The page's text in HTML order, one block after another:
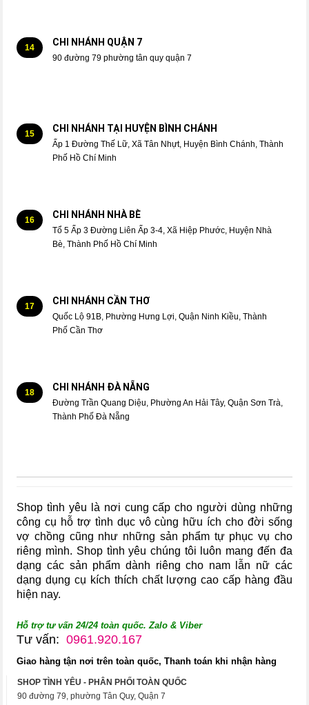
14 CHI NHÁNH QUẬN 7
90 đường 79 phường tân quy quận 7
15 CHI NHÁNH TẠI HUYỆN BÌNH CHÁNH
Ấp 1 Đường Thế Lữ, Xã Tân Nhựt, Huyện Bình Chánh, Thành
Phố Hồ Chí Minh
16 CHI NHÁNH NHÀ BÈ
Tổ 5 Ấp 3 Đường Liên Ấp 3-4, Xã Hiệp Phước, Huyện Nhà
Bè, Thành Phố Hồ Chí Minh
17 CHI NHÁNH CẦN THƠ
Quốc Lộ 91B, Phường Hưng Lợi, Quận Ninh Kiều, Thành
Phố Cần Thơ
18 CHI NHÁNH ĐÀ NẴNG
Đường Trần Quang Diệu, Phường An Hải Tây, Quận Sơn Trà,
Thành Phố Đà Nẵng
Shop tình yêu là nơi cung cấp cho người dùng những
công cụ hỗ trợ tình dục vô cùng hữu ích cho đời sống
vợ chồng cũng như những sản phẩm tự phục vụ cho
riêng mình. Shop tình yêu chúng tôi luôn mang đến đa
dạng các sản phẩm dành riêng cho nam lẫn nữ các
dạng dụng cụ kích thích chất lượng cao cấp hàng đầu
hiện nay.
Hỗ trợ tư vấn 24/24 toàn quốc. Zalo & Viber
Tư vấn: 0961.920.167
Giao hàng tận nơi trên toàn quốc, Thanh toán khi nhận hàng
SHOP TÌNH YÊU - PHÂN PHỐI TOÀN QUỐC
90 đường 79, phường Tân Quy, Quận 7